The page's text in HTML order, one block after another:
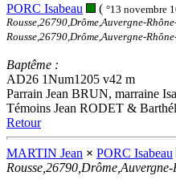
PORC Isabeau ( °13 novembre
Rousse,26790,Drôme,Auvergne-
Rousse,26790,Drôme,Auvergne-
Baptême :
AD26 1Num1205 v42 m
Parrain Jean BRUN, marraine
Témoins Jean RODET &
Retour
MARTIN Jean × PORC Isabeau